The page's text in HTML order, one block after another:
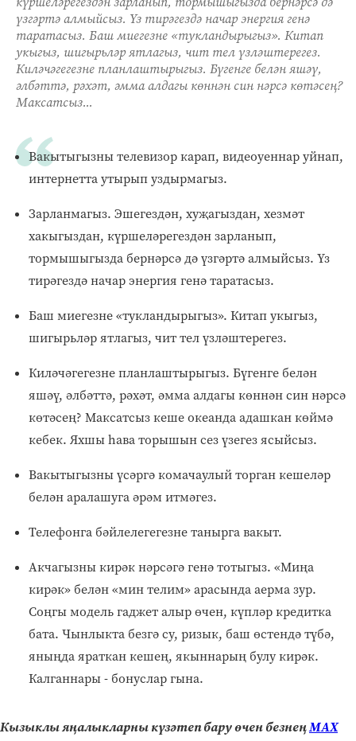
үзгәртә алмыйсыз. Үз тирәгездә начар энергия генә
таратасыз. Баш миегезне «тукландырыгыз». Китап
укыгыз, шигырьләр ятлагыз, чит тел үзләштерегез.
Киләчәгегезне планлаштырыгыз. Бүгенге белән яшәү,
әлбәттә, рәхәт, әмма алдагы көннән син нәрсә көтәсең?
Максатсыз...
Вакытыгызны телевизор карап, видеоуеннар уйнап,
интернетта утырып уздырмагыз.
Зарланмагыз. Эшегездән, хуҗагыздан, хезмәт
хакыгыздан, күршеләрегездән зарланып,
тормышыгызда бернәрсә дә үзгәртә алмыйсыз. Үз
тирәгездә начар энергия генә таратасыз.
Баш миегезне «тукландырыгыз». Китап укыгыз,
шигырьләр ятлагыз, чит тел үзләштерегез.
Киләчәгегезне планлаштырыгыз. Бүгенге белән
яшәү, әлбәттә, рәхәт, әмма алдагы көннән син нәрсә
көтәсең? Максатсыз кеше океанда адашкан көймә
кебек. Яхшы һава торышын сез үзегез ясыйсыз.
Вакытыгызны үсәргә комачаулый торган кешеләр
белән аралашуга әрәм итмәгез.
Телефонга бәйлелегегезне танырга вакыт.
Акчагызны кирәк нәрсәгә генә тотыгыз. «Миңа
кирәк» белән «мин телим» арасында аерма зур.
Соңгы модель гаджет алыр өчен, күпләр кредитка
бата. Чынлыкта безгә су, ризык, баш өстендә түбә,
яныңда яраткан кешең, якыннарың булу кирәк.
Калганнары - бонуслар гына.
Кызыклы яңалыкларны күзәтеп бару өчен безнеңМАХ